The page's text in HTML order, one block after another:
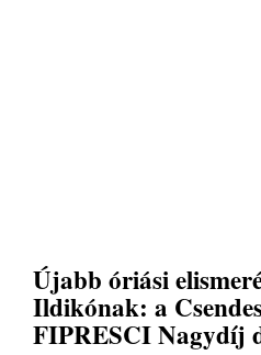
Újabb óriási
Ildikónak: a
FIPRESCI Nagydíj